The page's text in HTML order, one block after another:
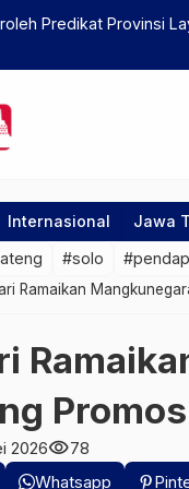
Predikat Provinsi
Internasional Jawa
#solo
Ramaikan
2026visibility78
Whatsapp